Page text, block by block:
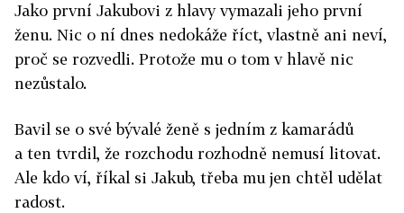
Jako první Jakubovi z hlavy vymazali jeho první
ženu. Nic o ní dnes nedokáže říct, vlastně ani neví,
proč se rozvedli. Protože mu o tom v hlavě nic
nezůstalo.
Bavil se o své bývalé ženě s jedním z kamarádů
a ten tvrdil, že rozchodu rozhodně nemusí litovat.
Ale kdo ví, říkal si Jakub, třeba mu jen chtěl udělat
radost.